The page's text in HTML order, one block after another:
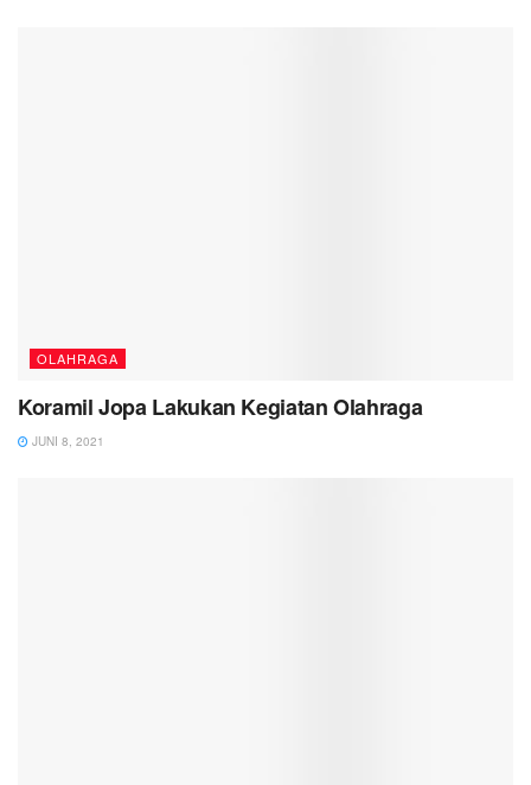
OLAHRAGA
Koramil Jopa Lakukan Kegiatan Olahraga
JUNI 8, 2021